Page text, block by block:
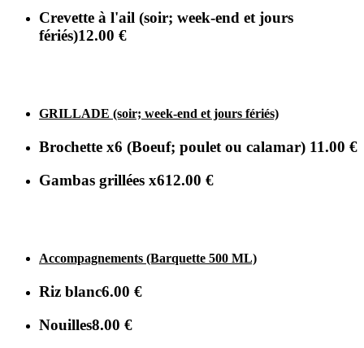
Crevette à l'ail (soir; week-end et jours
fériés)12.00 €
GRILLADE (soir; week-end et jours fériés)
Brochette x6 (Boeuf; poulet ou calamar) 11.00 €
Gambas grillées x612.00 €
Accompagnements (Barquette 500 ML)
Riz blanc6.00 €
Nouilles8.00 €